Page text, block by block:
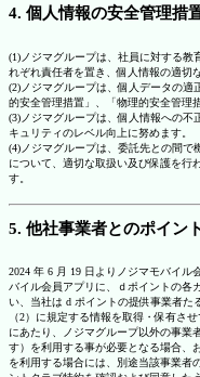
4. 個人情報の安全管理措
(1)ノジマグループは、社員に対する教
れぞれ責任者を置き、個人情報の適切
(2)ノジマグループは、個人データの適
的安全管理措置」、「物理的安全管理
(3)ノジマグループは、個人情報への不
キュリティのレベル向上に努めます。
(4)ノジマグループは、委託先との間で
について、適切な取扱い及び保護を行
す。
5. 他社事業者とのポイン
2024 年 6 月 19 日よりノジマモバイ
バイル会員アプリに、ｄポイントの各
い、当社は d ポイントの提供事業者た
（2）に規定する情報を取得・保有さ
にあたり、ノジマグループ以外の事業
す）を利用する事が必要となる場合、
を利用する場合には、別途当該事業者